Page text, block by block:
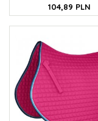
104,89 PLN